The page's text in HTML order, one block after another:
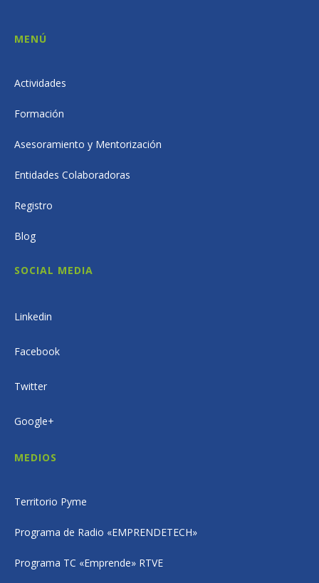
MENÚ
Actividades
Formación
Asesoramiento y Mentorización
Entidades Colaboradoras
Registro
Blog
SOCIAL MEDIA
Linkedin
Facebook
Twitter
Google+
MEDIOS
Territorio Pyme
Programa de Radio «EMPRENDETECH»
Programa TC «Emprende» RTVE